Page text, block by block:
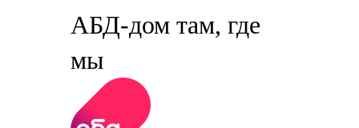
АБД-дом там, где
мы